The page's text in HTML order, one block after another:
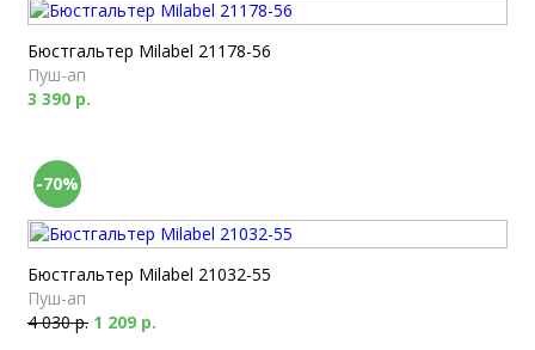
Бюстгальтер Milabel 21178-56
Пуш-ап
3 390 р.
-70%
Бюстгальтер Milabel 21032-55
Пуш-ап
4 030 р. 1 209 р.